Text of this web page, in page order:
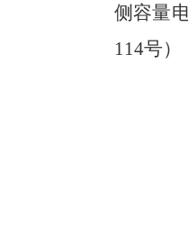
侧容量
114号）